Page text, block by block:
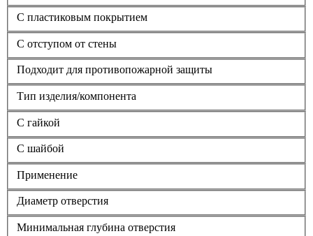
С пластиковым покрытием
С отступом от стены
Подходит для противопожарной защиты
Тип изделия/компонента
С гайкой
С шайбой
Применение
Диаметр отверстия
Минимальная глубина отверстия